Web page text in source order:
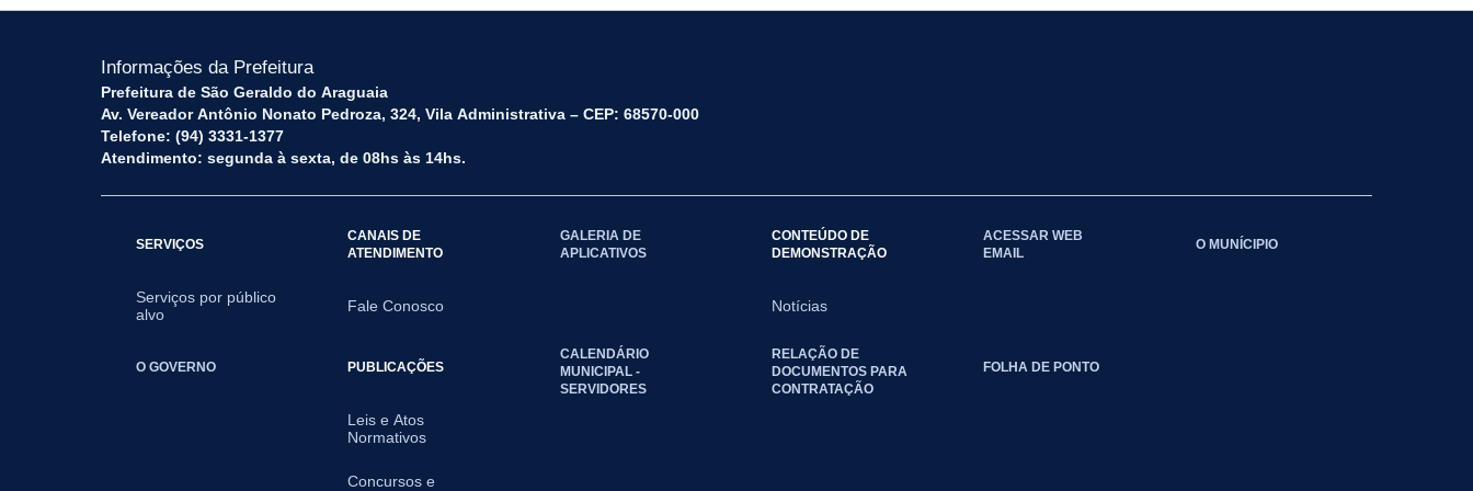
Informações da Prefeitura
Prefeitura de São Geraldo do Araguaia
Av. Vereador Antônio Nonato Pedroza, 324, Vila Administrativa – CEP: 68570-000
Telefone: (94) 3331-1377
Atendimento: segunda à sexta, de 08hs às 14hs.
SERVIÇOS
Serviços por público
alvo
CANAIS DE
ATENDIMENTO
Fale Conosco
GALERIA DE
APLICATIVOS
CONTEÚDO DE
DEMONSTRAÇÃO
Notícias
ACESSAR WEB
EMAIL
O MUNÍCIPIO
O GOVERNO PUBLICAÇÕES
Leis e Atos
Normativos
Concursos e
CALENDÁRIO
MUNICIPAL -
SERVIDORES
RELAÇÃO DE
DOCUMENTOS PARA
CONTRATAÇÃO
FOLHA DE PONTO